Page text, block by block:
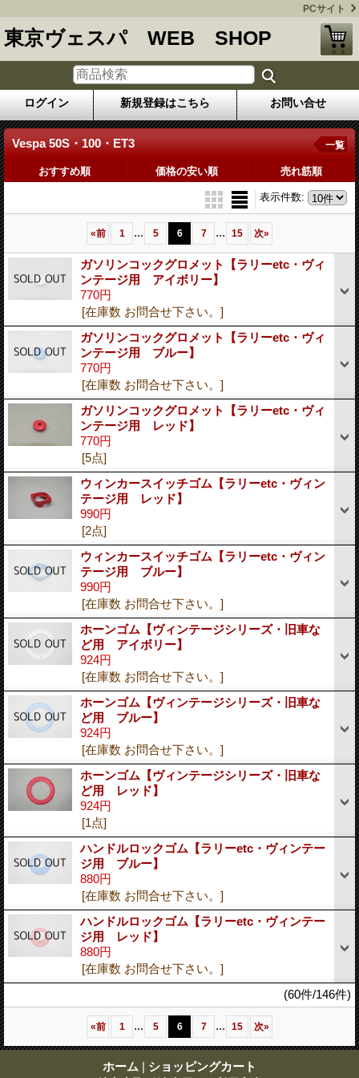
PCサイト
東京ヴェスパ WEB SHOP
ログイン 新規登録はこちら お問い合せ
Vespa 50S・100・ET3 一覧
おすすめ順 価格の安い順 売れ筋順
表示件数:
«前 1 ... 5 6 7 ... 15 次»
ガソリンコックグロメット【ラリーetc・ヴィ
ンテージ用 アイボリー】
770円
[在庫数 お問合せ下さい。]
ガソリンコックグロメット【ラリーetc・ヴィ
ンテージ用 ブルー】
770円
[在庫数 お問合せ下さい。]
ガソリンコックグロメット【ラリーetc・ヴィ
ンテージ用 レッド】
770円
[5点]
ウィンカースイッチゴム【ラリーetc・ヴィン
テージ用 レッド】
990円
[2点]
ウィンカースイッチゴム【ラリーetc・ヴィン
テージ用 ブルー】
990円
[在庫数 お問合せ下さい。]
ホーンゴム【ヴィンテージシリーズ・旧車な
ど用 アイボリー】
924円
[在庫数 お問合せ下さい。]
ホーンゴム【ヴィンテージシリーズ・旧車な
ど用 ブルー】
924円
[在庫数 お問合せ下さい。]
ホーンゴム【ヴィンテージシリーズ・旧車な
ど用 レッド】
924円
[1点]
ハンドルロックゴム【ラリーetc・ヴィンテー
ジ用 ブルー】
880円
[在庫数 お問合せ下さい。]
ハンドルロックゴム【ラリーetc・ヴィンテー
ジ用 レッド】
880円
[在庫数 お問合せ下さい。]
(60件/146件)
«前 1 ... 5 6 7 ... 15 次»
ホーム | ショッピングカート